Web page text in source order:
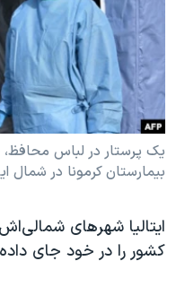
فرهنگ و زندگی
حقوق شهروندی
اقتصادی
علم و فناوری
اسرائیل در جنگ
گالری عکس
مستندها
انتخابات ریاست جمهوری آمریکا
حمله جمهوری اسلامی به
رمز مهسا
ورزش زنان در ایران
اعتراضات زن، زندگی،
تریبونال مردمی آبان ۹۸
دنبال کنید
زبانهای مختلف
یک پرستار در لباس
بیمارستان کرمونا در شمال ایتالیا - ۴
ایتالیا شهرهای
کشور را در خود جای